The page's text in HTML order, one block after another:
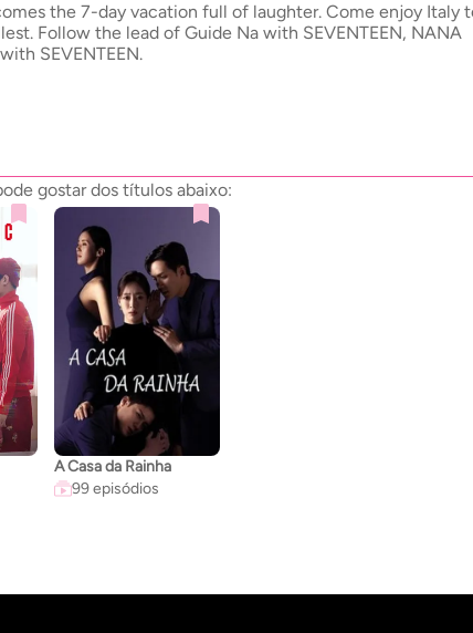
the 7-day vacation full of laughter. Come enjoy Italy
Follow the lead of Guide Na with SEVENTEEN, NANA
SEVENTEEN.
gostar dos títulos abaixo:
A Casa da Rainha
99 episódios